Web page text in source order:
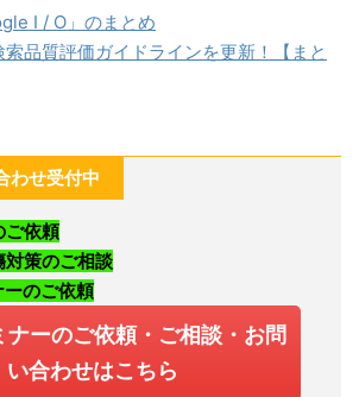
I / O」のまとめ
品質評価ガイドラインを更新！【まと
わせ受付中
ご依頼
対策のご相談
ーのご依頼
ナーのご依頼・ご相談・お問
い合わせはこちら